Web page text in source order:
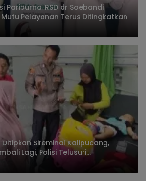
Paripurna, RSD dr Soebandi
Pelayanan Terus Ditingkatkan
Ditipkan Sireminal Kalipucang,
Lagi, Polisi Telusuri
Tua